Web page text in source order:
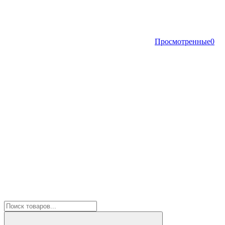
Просмотренные0